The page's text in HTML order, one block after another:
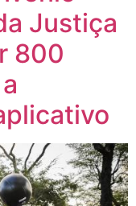
Justiça
800